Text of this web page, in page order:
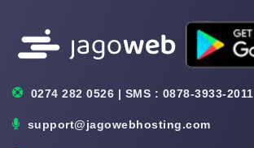
0274 282 0526 | SMS : 0878-3933-2011
support@jagowebhosting.com